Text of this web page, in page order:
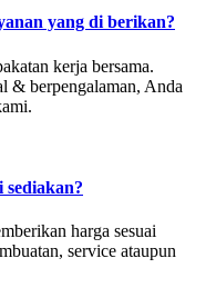
yang di berikan?
kerja bersama.
& berpengalaman, Anda
harga sesuai
service ataupun